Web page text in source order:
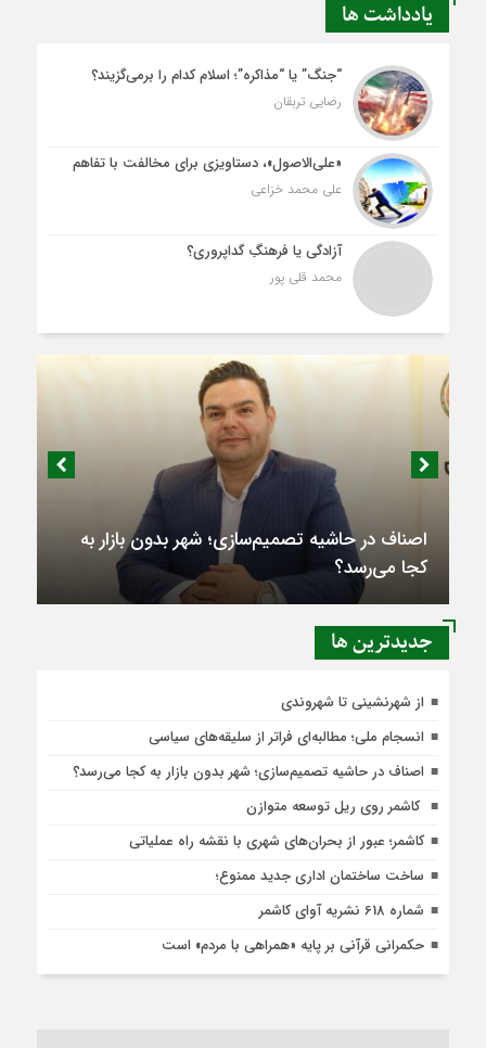
یادداشت ها
“جنگ” یا “مذاکره”؛ اسلام کدام را برمی‌گزیند؟
رضایی تربقان
«علی‌الاصول»، دستاویزی برای مخالفت با تفاهم
علی محمد خزاعی
آزادگی یا فرهنگِ گداپروری؟
محمد قلی پور
اصناف در حاشیه تصمیم‌سازی؛ شهر بدون بازار به
کجا می‌رسد؟
جديدترين ها
از شهرنشینی تا شهروندی
انسجام ملی؛ مطالبه‌ای فراتر از سلیقه‌های سیاسی
اصناف در حاشیه تصمیم‌سازی؛ شهر بدون بازار به کجا می‌رسد؟
کاشمر روی ریل توسعه متوازن
کاشمر؛ عبور از بحران‌های شهری با نقشه راه عملیاتی
ساخت ساختمان اداری جدید ممنوع؛
شماره 618 نشریه آوای کاشمر
حکمرانی قرآنی بر پایه «همراهی با مردم» است